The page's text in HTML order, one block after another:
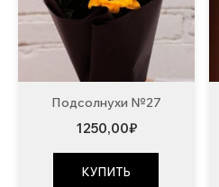
Подсолнухи №27
1250,00₽
КУПИТЬ